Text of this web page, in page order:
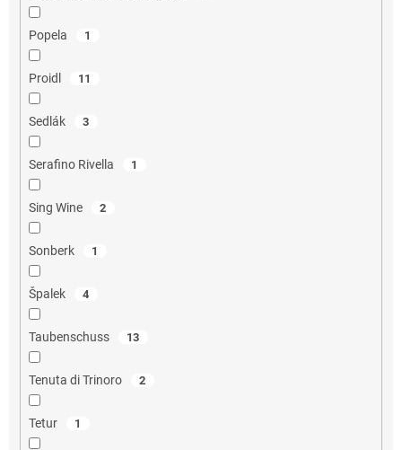
Popela 1
Proidl 11
Sedlák 3
Serafino Rivella 1
Sing Wine 2
Sonberk 1
Špalek 4
Taubenschuss 13
Tenuta di Trinoro 2
Tetur 1